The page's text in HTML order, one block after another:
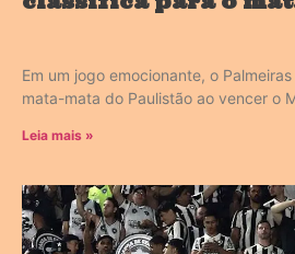
Em um jogo emocionante, o
mata-mata do Paulistão ao vencer o
Leia mais »